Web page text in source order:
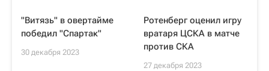
"Витязь" в овертайме
победил "Спартак"
30 декабря 2023
Ротенберг оценил игру
вратаря ЦСКА в матче
против СКА
27 декабря 2023